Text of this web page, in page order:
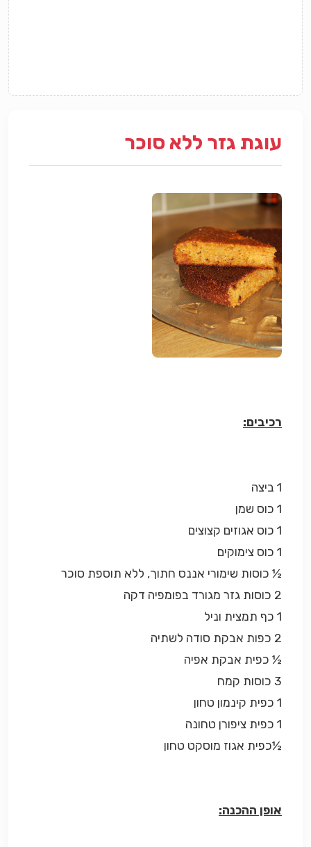
עוגת גזר ללא סוכר
רכיבים:
1 ביצה
1 כוס שמן
1 כוס אגוזים קצוצים
1 כוס צימוקים
½ כוסות שימורי אננס חתוך, ללא תוספת סוכר
2 כוסות גזר מגורד בפומפיה דקה
1 כף תמצית וניל
2 כפות אבקת סודה לשתיה
½ כפית אבקת אפיה
3 כוסות קמח
1 כפית קינמון טחון
1 כפית ציפורן טחונה
½כפית אגוז מוסקט טחון
אופן ההכנה: